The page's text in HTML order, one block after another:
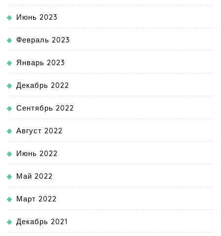
Июнь 2023
Февраль 2023
Январь 2023
Декабрь 2022
Сентябрь 2022
Август 2022
Июнь 2022
Май 2022
Март 2022
Декабрь 2021